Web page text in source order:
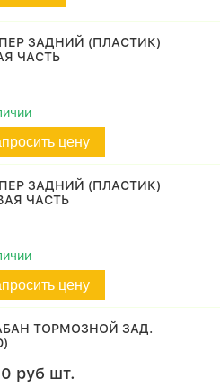
ЗАДНИЙ (ПЛАСТИК)
ЧАСТЬ
цену
ЗАДНИЙ (ПЛАСТИК)
ЧАСТЬ
цену
ТОРМОЗНОЙ ЗАД.
руб шт.